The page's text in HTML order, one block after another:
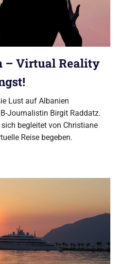
– Virtual Reality
Lust auf Albanien
Journalistin Birgit Raddatz.
begleitet von Christiane
Reise begeben.